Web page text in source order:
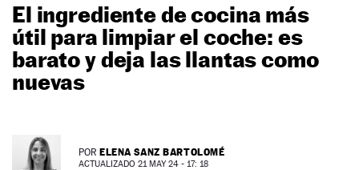
MOTOS
TECNOLOGÍA
SUPERCOCHES
NEWSLETTER
El ingrediente de cocina más
útil para limpiar el coche: es
barato y deja las llantas como
nuevas
POR ELENA SANZ BARTOLOMÉ
ACTUALIZADO 21 MAY 24 - 17: 18